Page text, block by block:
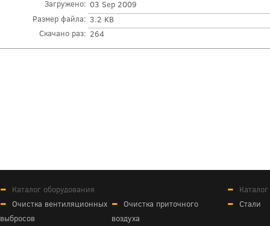
Загружено: 03 Sep 2009
Размер файла: 3.2 KB
Скачано раз: 264
Каталог оборудования
Очистка вентиляционных
выбросов
Очистка приточного
воздуха
Стали